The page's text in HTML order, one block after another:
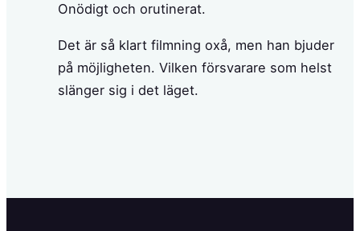
Onödigt och orutinerat.
Det är så klart filmning oxå, men han bjuder
på möjligheten. Vilken försvarare som helst
slänger sig i det läget.